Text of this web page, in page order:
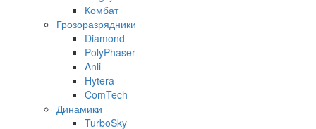
Комбат
Грозоразрядники
Diamond
PolyPhaser
Anli
Hytera
ComTech
Динамики
TurboSky